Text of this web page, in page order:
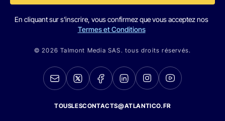
En cliquant sur s'inscrire, vous confirmez que vous acceptez nos
Termes et Conditions
© 2026 Talmont Media SAS. tous droits réservés.
TOUSLESCONTACTS@ATLANTICO.FR